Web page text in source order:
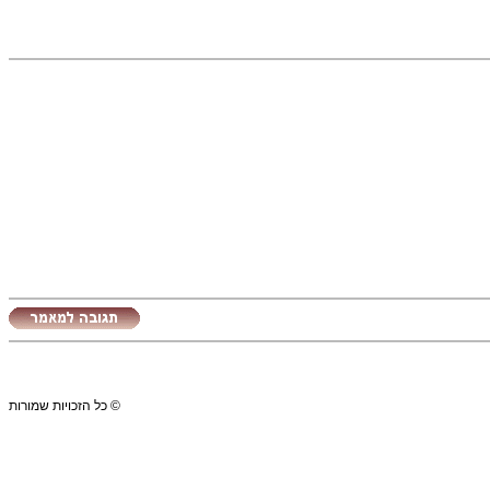
© כל הזכויות שמורות